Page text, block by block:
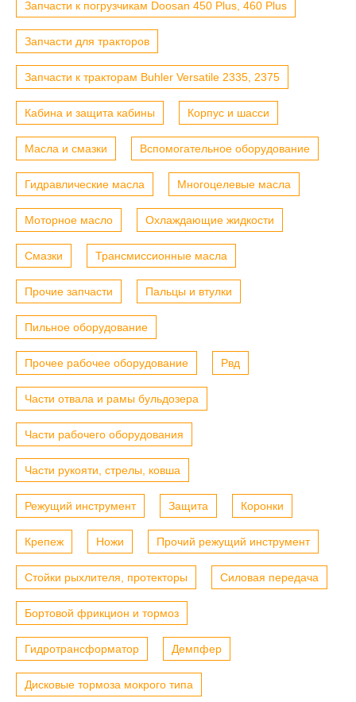
Запчасти к погрузчикам Doosan 450 Plus, 460 Plus
Запчасти для тракторов
Запчасти к тракторам Buhler Versatile 2335, 2375
Кабина и защита кабины Корпус и шасси
Масла и смазки Вспомогательное оборудование
Гидравлические масла Многоцелевые масла
Моторное масло Охлаждающие жидкости
Смазки Трансмиссионные масла
Прочие запчасти Пальцы и втулки
Пильное оборудование
Прочее рабочее оборудование Рвд
Части отвала и рамы бульдозера
Части рабочего оборудования
Части рукояти, стрелы, ковша
Режущий инструмент Защита Коронки
Крепеж Ножи Прочий режущий инструмент
Стойки рыхлителя, протекторы Силовая передача
Бортовой фрикцион и тормоз
Гидротрансформатор Демпфер
Дисковые тормоза мокрого типа